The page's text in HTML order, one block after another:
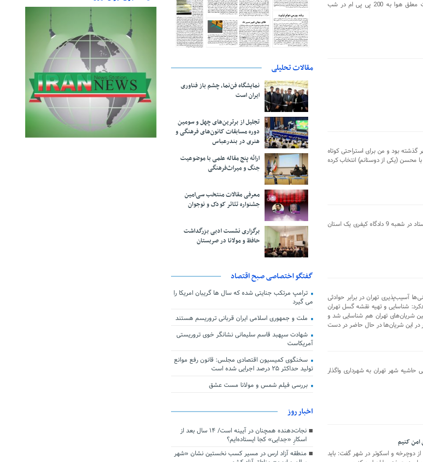
شهردار تهران گفت: با توجه به رسیدن ذرات معلق هوا به 200 پی پی ام در شب
: ساعت کمی از 3 بعدازظهر گذشته بود و من برای استراحتی کوتاه
محسن (یکی از دوستانم) انتخاب کرده
جلسه رسیدگی مجدد به پرونده قتل میترا استاد در شعبه 9 دادگاه کیفری یک استان
آسیب‌پذیری تهران در برابر حوادثی
شناسایی و تهیه نقشه گسل تهران
شریان‌های تهران هم شناسایی شد و
در این شریان‌ها در حال حاضر در دست
هزار پارک جنگلی حاشیه شهر تهران به شهرداری واگذار
امن کنیم
از دوچرخه و اسکوتر در شهر گفت: باید
مقالات تحلیلی
نمایشگاه فن‌نما، چشم باز فناوری
ایران است
تجلیل از بر‌ترین‌های چهل و سومین
دوره مسابقات کانون‌های فرهنگی و
هنری در بندرعباس
ارائه پنج مقاله علمی با موضوعیت
جنگ و میراث‌فرهنگی
معرفی مقالات منتخب سی‌امین
جشنواره تئاتر کودک و نوجوان
برگزاری نشست ادبی بزرگداشت
حافظ و مولانا در صربستان
گفتگو اختصاصی صبح اقتصاد
ترامپ مرتکب جنایتی شده که سال ها گریبان امریکا را
می گیرد
ملت و جمهوری اسلامی ایران قربانی تروریسم هستند
شهادت سپهبد قاسم سلیمانی نشانگر خوی تروریستی
آمریکاست
سخنگوی کمیسیون اقتصادی مجلس: قانون رفع موانع
تولید حداکثر ۲۵ درصد اجرایی شده است
بررسی فیلم شمس و مولانا مست عشق
اخبار روز
نجات‌دهنده‌ همچنان در آیینه است/ ۱۴ سال بعد از
اسکارِ «جدایی» کجا ایستاده‌ایم؟
منطقه آزاد ارس در مسیر کسب نخستین نشان «شهر